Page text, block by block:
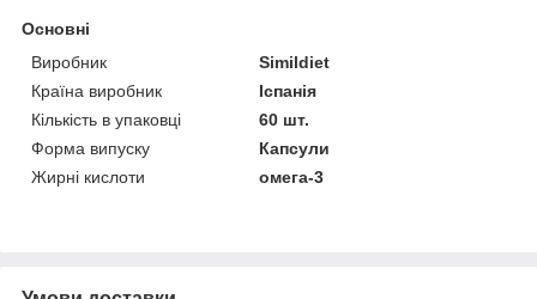
Основні
Виробник
Simildiet
Країна виробник
Іспанія
Кількість в упаковці
60 шт.
Форма випуску
Капсули
Жирні кислоти
омега-3